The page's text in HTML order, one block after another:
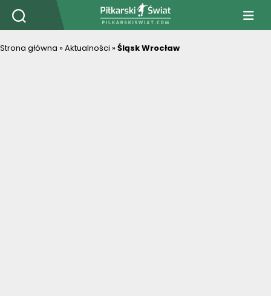
PiłkarskiSwiat.com
Strona główna »Aktualności »Śląsk Wrocław